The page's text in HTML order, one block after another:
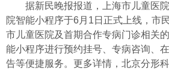
据新民晚报报道，上海市儿童医院
院智能小程序于6月1日正式上线，市
市儿童医院及首期合作专病门诊相关
能小程序进行预约挂号、专病咨询、
告等便捷服务。更多详情，北京分形